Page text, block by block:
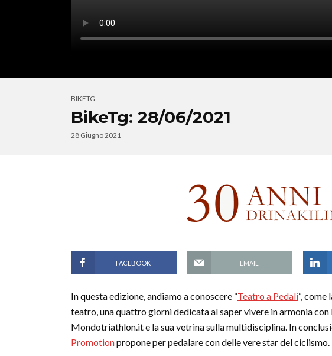
BIKETG
BikeTg: 28/06/2021
28 Giugno 2021
FACEBOOK EMAIL
In questa edizione, andiamo a conoscere “Teatro a Pedali“,
teatro, una quattro giorni dedicata al saper vivere in armonia con
Mondotriathlon.it e la sua vetrina sulla multidisciplina. In
Promotionpropone per pedalare con delle vere star del ciclismo.